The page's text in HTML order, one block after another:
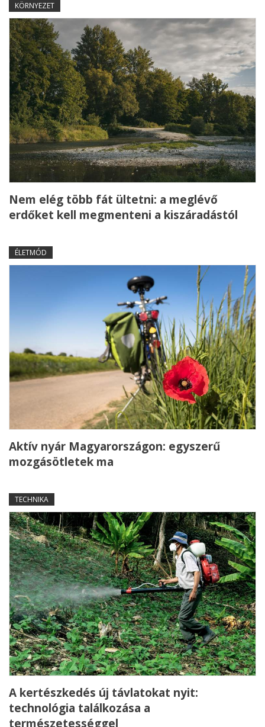
KÖRNYEZET
Nem elég több fát ültetni: a meglévő
erdőket kell megmenteni a kiszáradástól
ÉLETMÓD
Aktív nyár Magyarországon: egyszerű
mozgásötletek ma
TECHNIKA
A kertészkedés új távlatokat nyit:
technológia találkozása a
természetességgel